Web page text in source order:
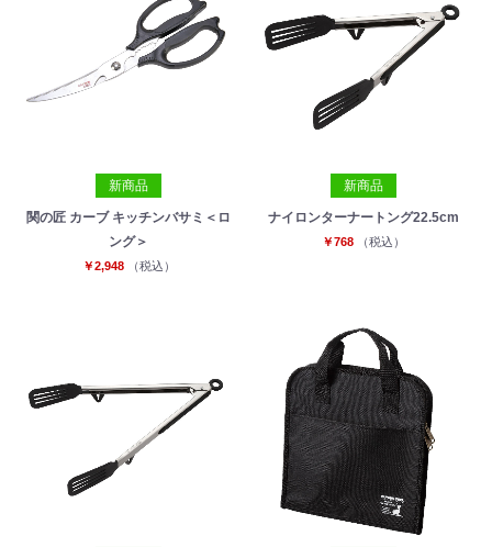
新商品
関の匠 カーブ キッチンバサミ＜ロ
ング＞
￥2,948 （税込）
新商品
ナイロンターナートング22.5cm
￥768 （税込）
お買い物を続ける